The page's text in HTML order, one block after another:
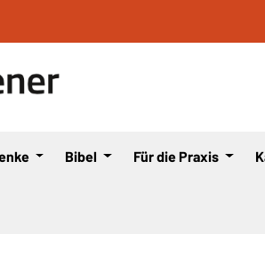
Bibel Für die Praxis